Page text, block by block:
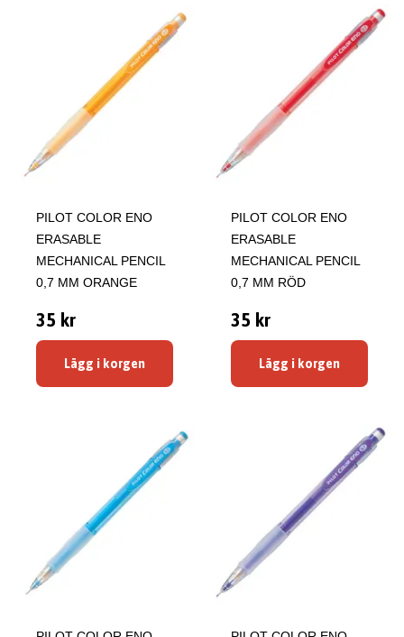
PILOT COLOR ENO
ERASABLE
MECHANICAL PENCIL
0,7 MM ORANGE
35 kr
Lägg i korgen
PILOT COLOR ENO
ERASABLE
MECHANICAL PENCIL
0,7 MM RÖD
35 kr
Lägg i korgen